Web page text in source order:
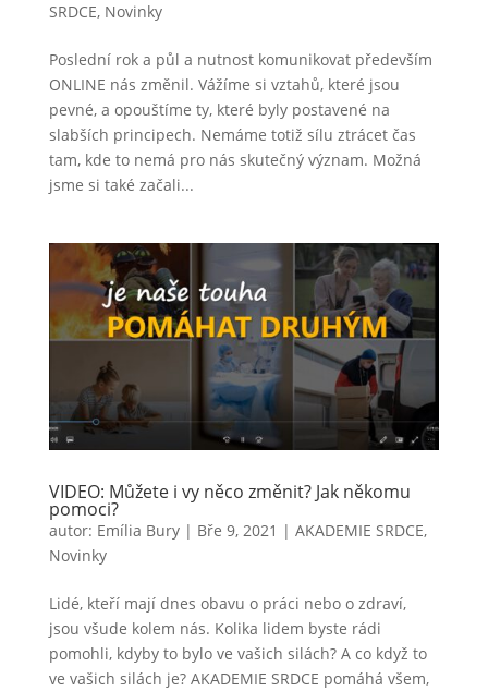
SRDCE, Novinky
Poslední rok a půl a nutnost komunikovat především
ONLINE nás změnil. Vážíme si vztahů, které jsou
pevné, a opouštíme ty, které byly postavené na
slabších principech. Nemáme totiž sílu ztrácet čas
tam, kde to nemá pro nás skutečný význam. Možná
jsme si také začali...
VIDEO: Můžete i vy něco změnit? Jak někomu
pomoci?
autor: Emília Bury| Bře 9, 2021 | AKADEMIE SRDCE,
Novinky
Lidé, kteří mají dnes obavu o práci nebo o zdraví,
jsou všude kolem nás. Kolika lidem byste rádi
pomohli, kdyby to bylo ve vašich silách? A co když to
ve vašich silách je? AKADEMIE SRDCE pomáhá všem,